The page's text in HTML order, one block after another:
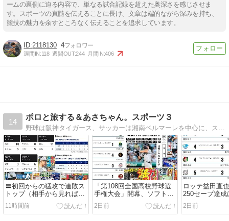
ームの裏側に迫る内容で、単なる試合記録を超えた奥深さを感じさせま
す。スポーツの真髄を伝えることに長け、文章は端的ながら深みを持ち、
競技の魅力を余すところなく伝えることを追求しています。
2118130 4
週間IN:118 週間OUT:244 月間IN:406
14
ポロと旅する＆あさちゃん。スポーツ３
〓初回からの猛攻で連敗ス
トップ（相手から見れば
「ビドい炎上」・10-5 vs
☆）はじめ、8/6の〓関連＋
α
11時間前
「第108回全国高校野球選
手権大会」開幕、ソフトバ
ンクに優勝マジック37点灯
など、8/5の〓関連
2日前
ロッテ益田直
250セーブ達
のプロ野球関連
2日前